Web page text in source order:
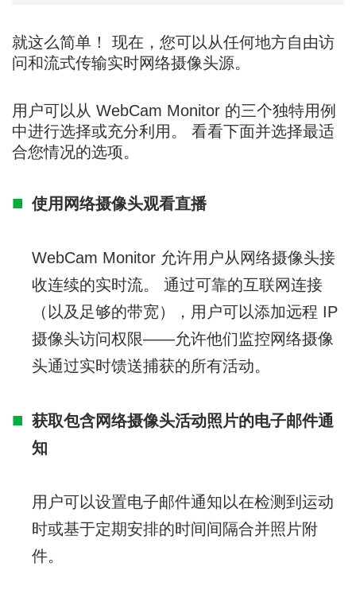
就这么简单！ 现在，您可以从任何地方自由访
问和流式传输实时网络摄像头源。
用户可以从 WebCam Monitor 的三个独特用例
中进行选择或充分利用。 看看下面并选择最适
合您情况的选项。
使用网络摄像头观看直播
WebCam Monitor 允许用户从网络摄像头接
收连续的实时流。 通过可靠的互联网连接
（以及足够的带宽），用户可以添加远程 IP
摄像头访问权限——允许他们监控网络摄像
头通过实时馈送捕获的所有活动。
获取包含网络摄像头活动照片的电子邮件通
知
用户可以设置电子邮件通知以在检测到运动
时或基于定期安排的时间间隔合并照片附
件。